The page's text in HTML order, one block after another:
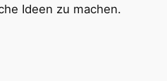
Ideen zu machen.